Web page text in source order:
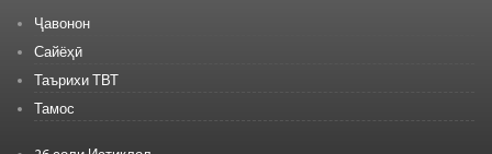
Ҷавонон
Сайёҳӣ
Таърихи ТВТ
Тамос